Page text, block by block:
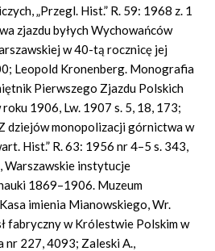
„Przegl. Hist.” R. 59: 1968 z. 1
zjazdu byłych Wychowańców
w 40-tą rocznicę jej
Leopold Kronenberg. Monografia
Pierwszego Zjazdu Polskich
1906, Lw. 1907 s. 5, 18, 173;
dziejów monopolizacji górnictwa w
Hist.” R. 63: 1956 nr 4–5 s. 343,
Warszawskie instytucje
1869–1906. Muzeum
imienia Mianowskiego, Wr.
fabryczny w Królestwie Polskim w
nr 227, 4093; Zaleski A.,